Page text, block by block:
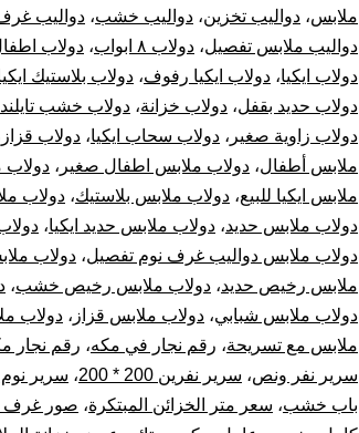
ملابس، دواليب تخزين، دواليب خشب، دواليب
دواليب ملابس تفصيل، دولاب ٨ ابواب ، دولاب
دولاب ايكيا، دولاب ايكيا رفوف، دولاب بلاستيك
دولاب حديد بقفل، دولاب خزانة، دولاب خشب
دولاب زاوية صغير ، دولاب سحاب ايكيا، دولاب قزاز
ملابس أطفال، دولاب ملابس اطفال صغير ، دولاب
ملابس ايكيا للبيع، دولاب ملابس بلاستيك، دولاب
دولاب ملابس حديد، دولاب ملابس حديد ايكيا،
دولاب ملابس دواليب غرف نوم تفصيل، دولاب
ملابس رخيص حديد، دولاب ملابس رخيص خشب،
دولاب ملابس شبابي، دولاب ملابس قزاز ، دولاب
ملابس مع تسريحة، رقم نجار في مكه، رقم نجار
سرير نفر ونص، سرير نفرين 200 * 200 ، سرير
باب خشب، سعر متر الخزائن المبتكرة، صور غرف